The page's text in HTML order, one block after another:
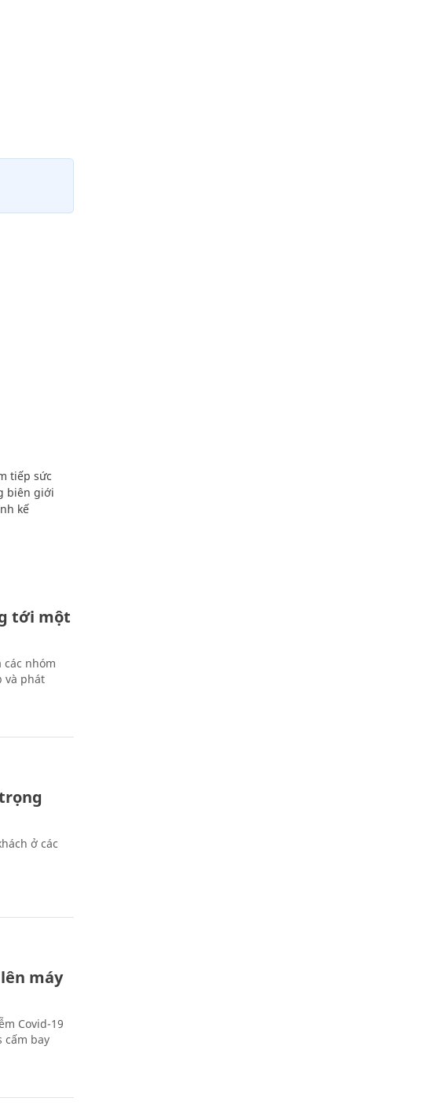
tiếp sức
biên giới
kế
tới một
nhóm
và phát
ở các
máy
Covid-19
cấm bay